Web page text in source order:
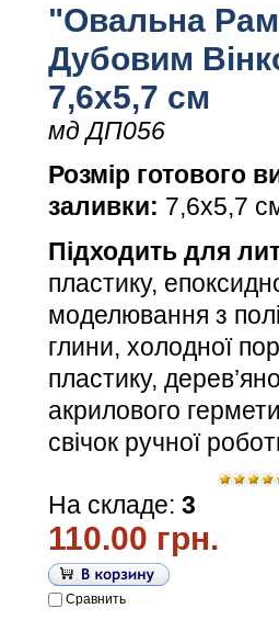
"Овальна
Дубовим
7,6х5,7 см
мд ДП056
Розмір готового
заливки: 7,6х5,7
Підходить для
пластику,
моделювання з
глини, холодної
пластику,
акрилового
свічок ручної
На складе: 3
110.00 грн.
Сравнить